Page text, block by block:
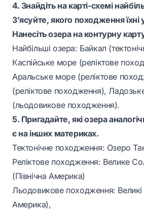
4. Знайдіть на карті-схемі
З’ясуйте, якого походження їхні
Нанесіть озера на контурну
Найбільші озера: Байкал
Каспійське море (реліктове
Аральське море (реліктове
(реліктове походження),
(льодовикове походження).
5. Пригадайте, які озера
є на інших материках.
Тектонічне походження: Озеро
Реліктове походження: Велике
(Північна Америка)
Льодовикове походження: Великі
Америка),